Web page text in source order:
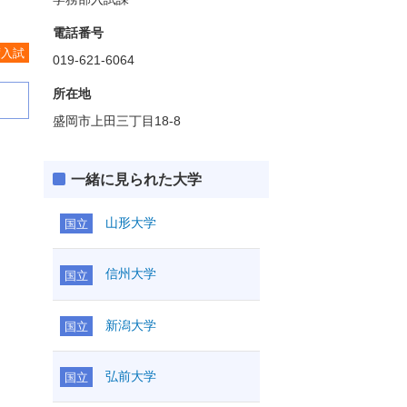
試
電話番号
019-621-6064
所在地
盛岡市上田三丁目18-8
一緒に見られた大学
国立 山形大学
国立 信州大学
国立 新潟大学
国立 弘前大学